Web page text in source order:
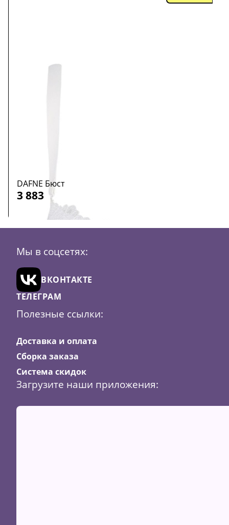
DAFNE Бюст
3 883
Цвет: Белый
Мы в соцсетях:
ВКОНТАКТЕ
ТЕЛЕГРАМ
Полезные ссылки:
Доставка и оплата
Сборка заказа
Система скидок
Загрузите наши приложения: